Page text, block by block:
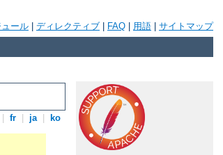
ール ディレクティブ FAQ 用語 サイトマップ
fr ja ko